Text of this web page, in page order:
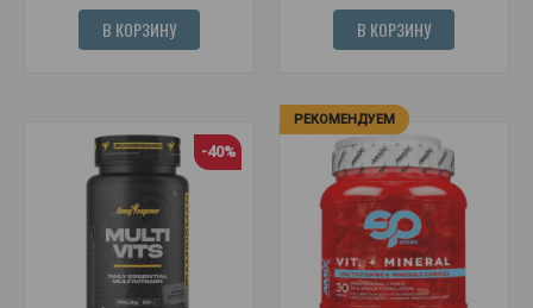
В КОРЗИНУ В КОРЗИНУ
-40%
РЕКОМЕНДУЕМ